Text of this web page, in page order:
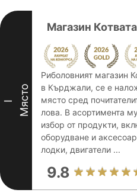
I Място
Магазин Котвата
Риболовният магазин
в Кърджали, се е
място сред
лова. В асортимента
избор от продукти,
оборудване и
лодки, двигатели ...
9.8